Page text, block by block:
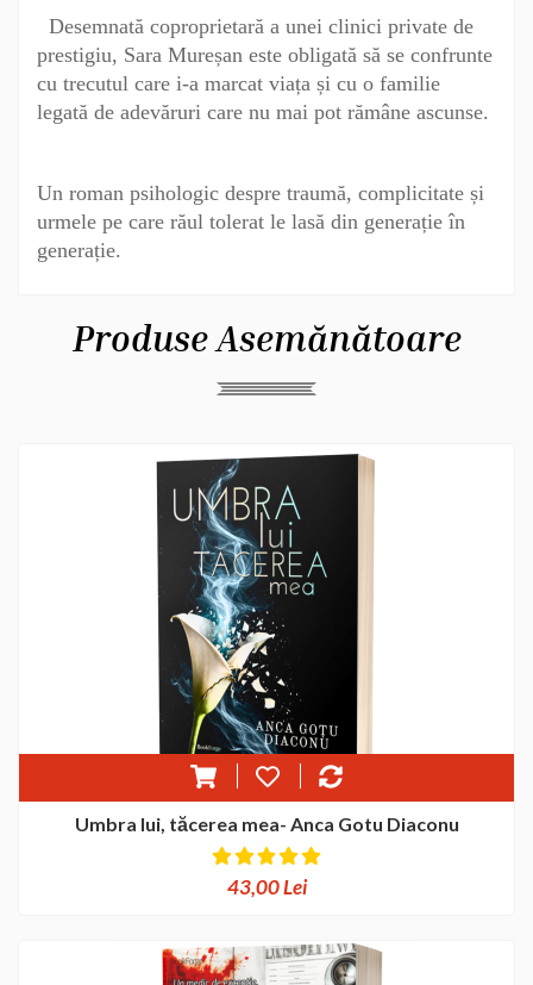
Desemnată coproprietară a unei clinici private de
prestigiu, Sara Mureșan este obligată să se confrunte
cu trecutul care i-a marcat viața și cu o familie
legată de adevăruri care nu mai pot rămâne ascunse.
Un roman psihologic despre traumă, complicitate și
urmele pe care răul tolerat le lasă din generație în
generație.
Produse Asemănătoare
Umbra lui, tăcerea mea- Anca Gotu Diaconu
43,00 Lei